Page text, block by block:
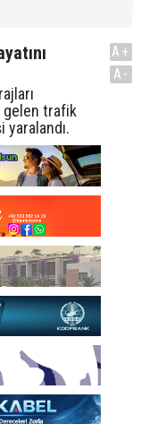
gelen trafik
yaralandı.
A+
A-